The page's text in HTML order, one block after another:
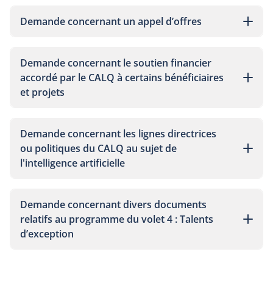
Demande concernant un appel d’offres
Demande concernant le soutien financier
accordé par le CALQ à certains bénéficiaires
et projets
Demande concernant les lignes directrices
ou politiques du CALQ au sujet de
l'intelligence artificielle
Demande concernant divers documents
relatifs au programme du volet 4 : Talents
d’exception